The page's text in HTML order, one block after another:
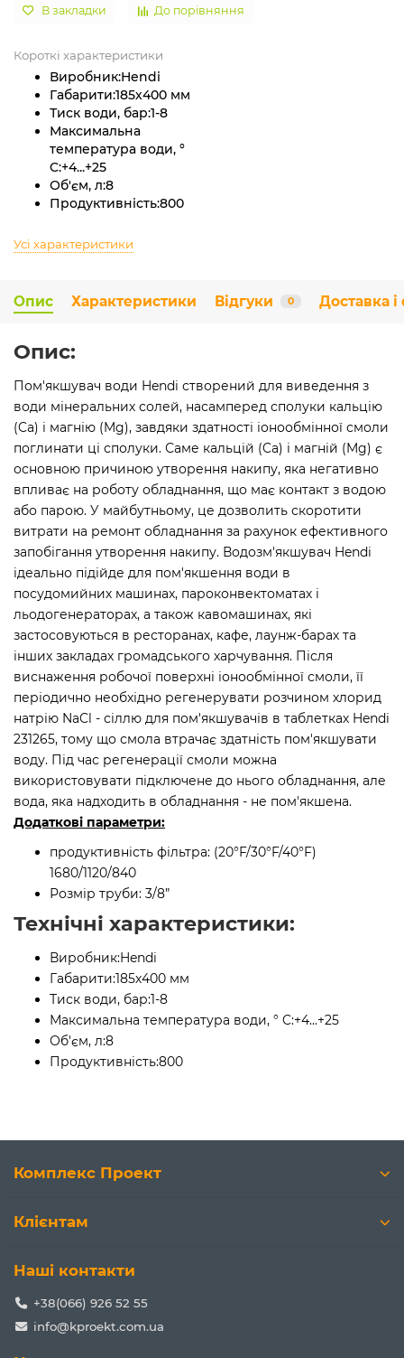
В закладки До порівняння
Короткі характеристики
Виробник:Hendi
Габарити:185х400 мм
Тиск води, бар:1-8
Максимальна
температура води, °
C:+4...+25
Об'єм, л:8
Продуктивність:800
Усі характеристики
Опис Характеристики Відгуки 0 Доставка і
Опис:
Пом'якшувач води Hendi створений для виведення з
води мінеральних солей, насамперед сполуки кальцію
(Ca) і магнію (Mg), завдяки здатності іонообмінної смоли
поглинати ці сполуки. Саме кальцій (Ca) і магній (Mg) є
основною причиною утворення накипу, яка негативно
впливає на роботу обладнання, що має контакт з водою
або парою. У майбутньому, це дозволить скоротити
витрати на ремонт обладнання за рахунок ефективного
запобігання утворення накипу. Водозм'якшувач Hendi
ідеально підійде для пом'якшення води в
посудомийних машинах, пароконвектоматах і
льодогенераторах, а також кавомашинах, які
застосовуються в ресторанах, кафе, лаунж-барах та
інших закладах громадського харчування. Після
виснаження робочої поверхні іонообмінної смоли, її
періодично необхідно регенерувати розчином хлорид
натрію NaCl - сіллю для пом'якшувачів в таблетках Hendi
231265, тому що смола втрачає здатність пом'якшувати
воду. Під час регенерації смоли можна
використовувати підключене до нього обладнання, але
вода, яка надходить в обладнання - не пом'якшена.
Додаткові параметри:
продуктивність фільтра: (20°F/30°F/40°F)
1680/1120/840
Розмір труби: 3/8”
Технічні характеристики:
Виробник:Hendi
Габарити:185х400 мм
Тиск води, бар:1-8
Максимальна температура води, ° C:+4...+25
Об'єм, л:8
Продуктивність:800
Комплекс Проект
Клієнтам
Наші контакти
+38(066) 926 52 55
info@kproekt.com.ua